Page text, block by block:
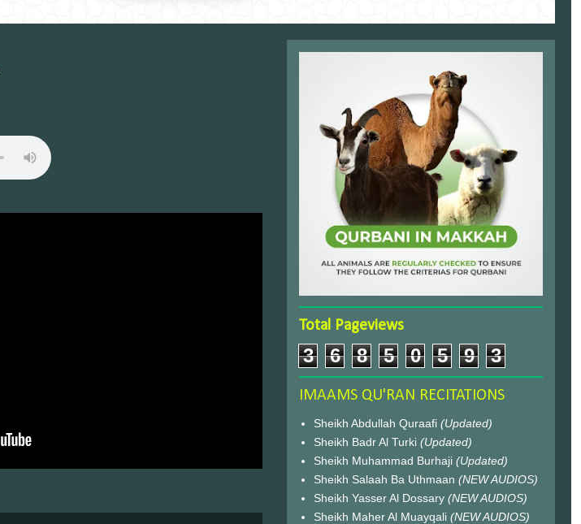
Total Pageviews
3 6 8 5 0 5 9 3
IMAAMS QU'RAN RECITATIONS
Sheikh Abdullah Quraafi (Updated)
Sheikh Badr Al Turki (Updated)
Sheikh Muhammad Burhaji (Updated)
Sheikh Salaah Ba Uthmaan (NEW AUDIOS)
Sheikh Yasser Al Dossary (NEW AUDIOS)
Sheikh Maher Al Muayqali (NEW AUDIOS)